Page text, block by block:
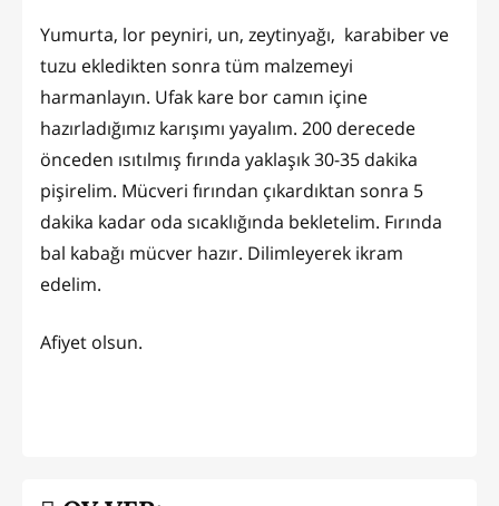
Yumurta, lor peyniri, un, zeytinyağı, karabiber ve
tuzu ekledikten sonra tüm malzemeyi
harmanlayın. Ufak kare bor camın içine
hazırladığımız karışımı yayalım. 200 derecede
önceden ısıtılmış fırında yaklaşık 30-35 dakika
pişirelim. Mücveri fırından çıkardıktan sonra 5
dakika kadar oda sıcaklığında bekletelim. Fırında
bal kabağı mücver hazır. Dilimleyerek ikram
edelim.
Afiyet olsun.